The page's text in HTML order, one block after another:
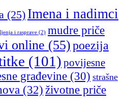
(25) Imena i nadimci
i rasprave (2) mudre priče
online (55)poezija
(101) povijesne
građevine (30) strašne
(32) životne priče